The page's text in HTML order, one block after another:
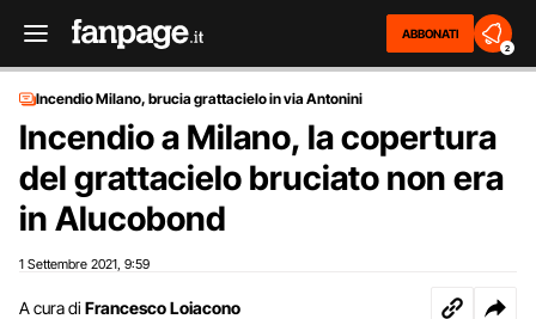
ABBONATI
2
Incendio Milano, brucia grattacielo in via Antonini
Incendio a Milano, la copertura
del grattacielo bruciato non era
in Alucobond
1 Settembre 2021 9:59
A cura di Francesco Loiacono